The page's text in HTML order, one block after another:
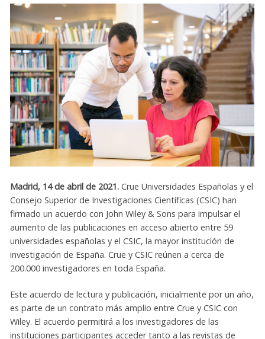
Madrid, 14 de abril de 2021. Crue Universidades Españolas y el
Consejo Superior de Investigaciones Científicas (CSIC) han
firmado un acuerdo con John Wiley & Sons para impulsar el
aumento de las publicaciones en acceso abierto entre 59
universidades españolas y el CSIC, la mayor institución de
investigación de España. Crue y CSIC reúnen a cerca de
200.000 investigadores en toda España.
Este acuerdo de lectura y publicación, inicialmente por un año,
es parte de un contrato más amplio entre Crue y CSIC con
Wiley. El acuerdo permitirá a los investigadores de las
instituciones participantes acceder tanto a las revistas de